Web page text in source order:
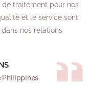
traitement pour nos
et le service sont
nos relations
Philippines